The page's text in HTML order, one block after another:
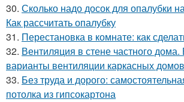
30. Сколько надо досок для опалубки
Как рассчитать опалубку
31. Перестановка в комнате: как
32. Вентиляция в стене частного
варианты вентиляции каркасных домов
33. Без труда и дорого:
потолка из гипсокартона